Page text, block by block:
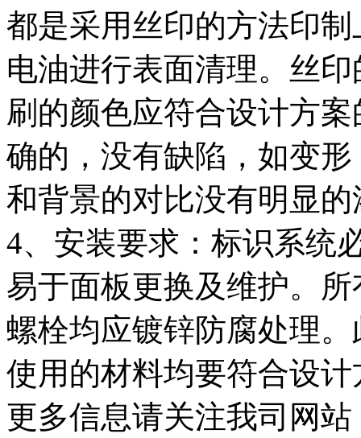
都是采用丝印的方法印
电油进行表面清理。丝
刷的颜色应符合设计方
确的，没有缺陷，如变
和背景的对比没有明显
4、安装要求：标识系统
易于面板更换及维护。
螺栓均应镀锌防腐处理
使用的材料均要符合设
更多信息请关注我司网站